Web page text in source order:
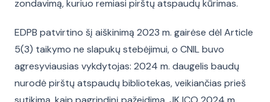
zondavimą, kuriuo remiasi pirštų atspaudų kūrimas.
EDPB patvirtino šį aiškinimą 2023 m. gairėse dėl Article
5(3) taikymo ne slapukų stebėjimui, o CNIL buvo
agresyviausias vykdytojas: 2024 m. daugelis baudų
nurodė pirštų atspaudų bibliotekas, veikiančias prieš